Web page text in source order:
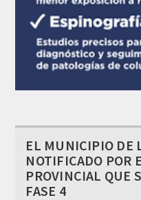
EL MUNICIPIO DE
NOTIFICADO POR
PROVINCIAL QUE
FASE 4